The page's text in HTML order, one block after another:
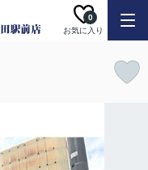
お気に入り
0